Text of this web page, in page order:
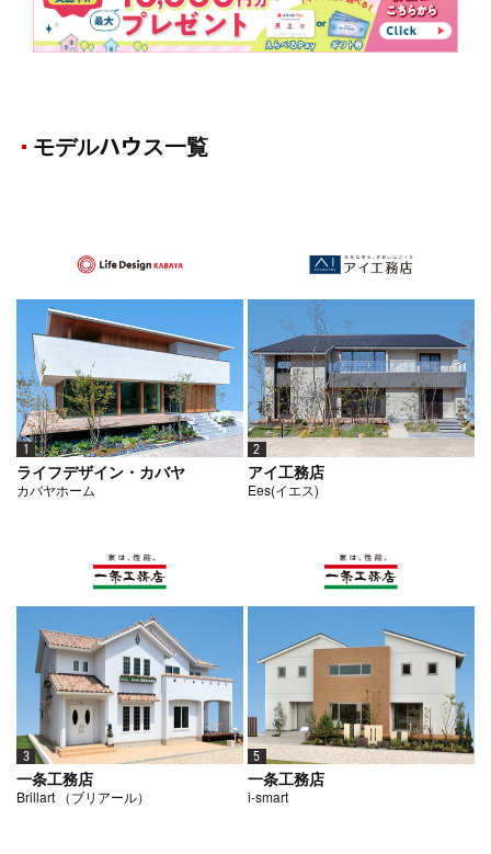
モデルハウス一覧
1
ライフデザイン・カバヤ
カバヤホーム
2
アイ工務店
Ees(イエス)
3
一条工務店
Brillart （ブリアール）
5
一条工務店
i-smart